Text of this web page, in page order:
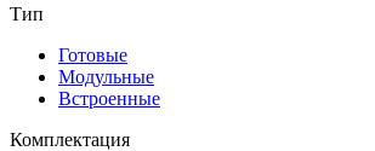
Тип
Готовые
Модульные
Встроенные
Комплектация